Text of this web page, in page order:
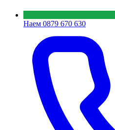
Наем 0879 670 630